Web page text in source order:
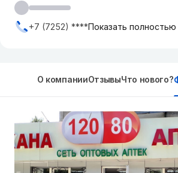
+7 (7252) ****Показать полностью
О компанииОтзывыЧто нового?